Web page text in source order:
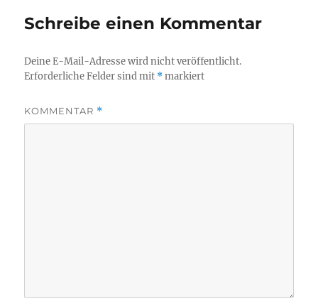
Schreibe einen Kommentar
Deine E-Mail-Adresse wird nicht veröffentlicht.
Erforderliche Felder sind mit *markiert
KOMMENTAR *